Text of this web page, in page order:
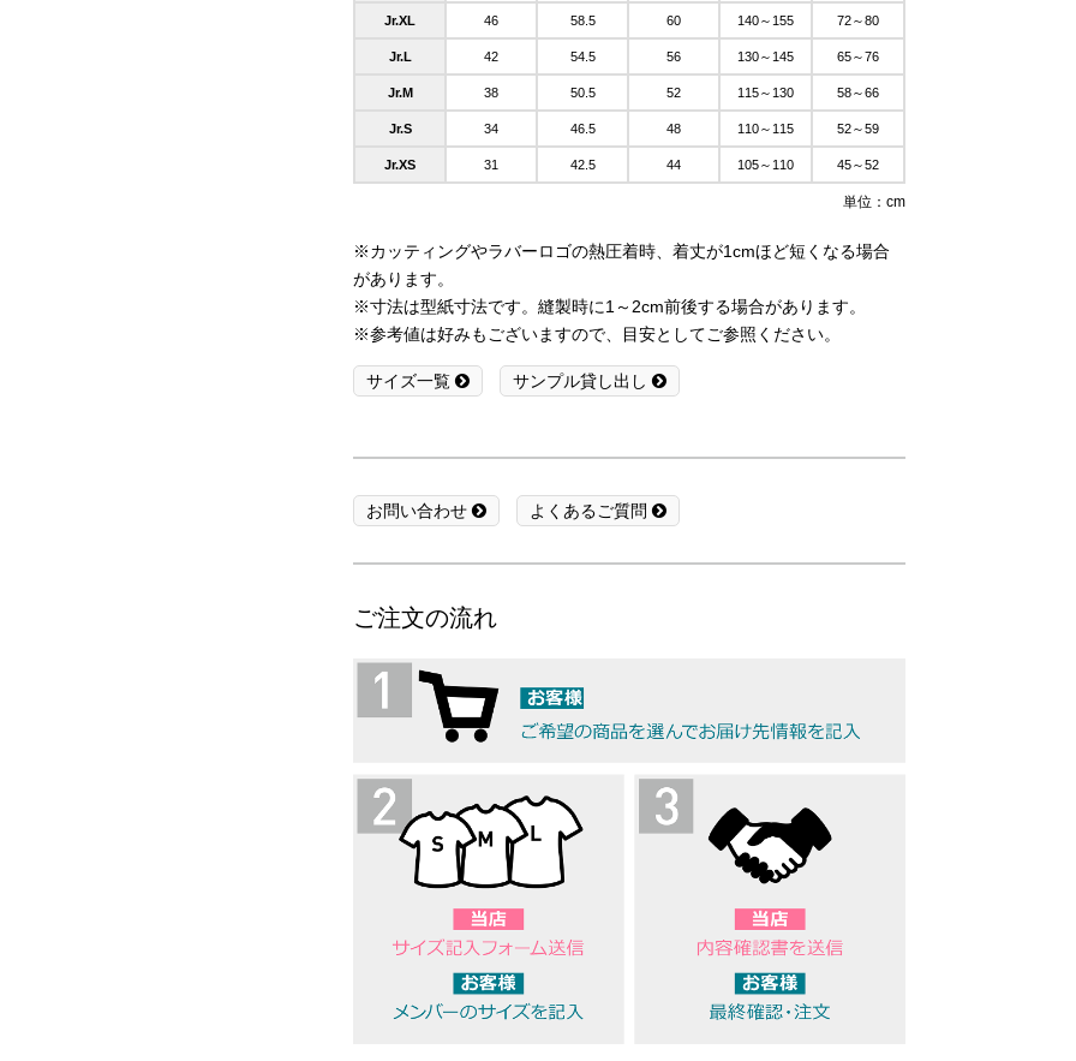
Jr.XL 46 58.5 60 140～155 72～80
Jr.L 42 54.5 56 130～145 65～76
Jr.M 38 50.5 52 115～130 58～66
Jr.S 34 46.5 48 110～115 52～59
Jr.XS 31 42.5 44 105～110 45～52
単位：cm
※カッティングやラバーロゴの熱圧着時、着丈が1cmほど短くなる場合
があります。
※寸法は型紙寸法です。縫製時に1～2cm前後する場合があります。
※参考値は好みもございますので、目安としてご参照ください。
サイズ一覧 サンプル貸し出し
お問い合わせ よくあるご質問
ご注文の流れ